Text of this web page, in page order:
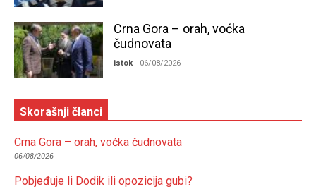
Crna Gora – orah, voćka
čudnovata
istok - 06/08/2026
Skorašnji članci
Crna Gora – orah, voćka čudnovata
06/08/2026
Pobjeđuje li Dodik ili opozicija gubi?